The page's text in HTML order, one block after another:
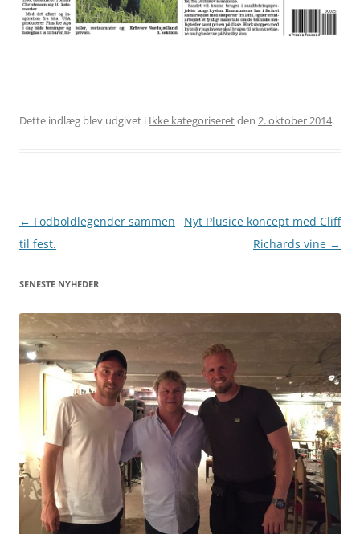
Dette indlæg blev udgivet i Ikke kategoriseretden 2. oktober 2014.
Indlægsnavigation
← Fodboldlegender sammen
til fest.
Nyt Plusice koncept med Cliff
Richards vine →
SENESTE NYHEDER